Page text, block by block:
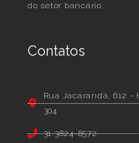
do setor bancário.
Contatos
Rua Jacarandá, 612 -
304
31 3824-8572